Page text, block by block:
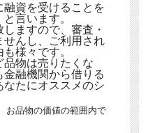
資を受けることを
言います。
ますので、審査・
んし、ご利用され
様々です。
物は売りたくな
融機関から借りる
たにオススメのシ
お品物の価値の範囲内で